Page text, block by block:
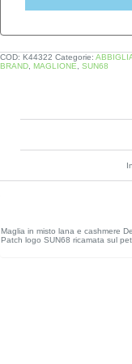
COD: K44322 Categorie:
BRAND, MAGLIONE, SUN68
Maglia in misto lana e cashmere
Patch logo SUN68 ricamata sul